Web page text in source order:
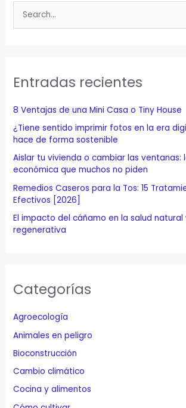
r
p
r
:
Entradas recientes
8 Ventajas de una Mini Casa o Tiny House
¿Tiene sentido imprimir fotos en la era
hace de forma sostenible
Aislar tu vivienda o cambiar las ventanas:
económica que muchos no piden
Remedios Caseros para la Tos: 15
Efectivos [2026]
El impacto del cáñamo en la salud
regenerativa
Categorías
Agroecología
Animales en peligro
Bioconstrucción
Cambio climático
Cocina y alimentos